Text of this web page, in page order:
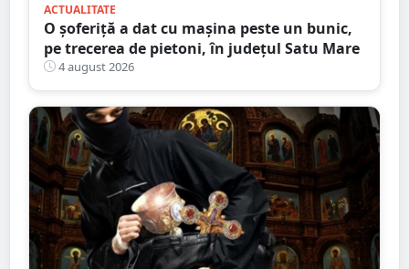
ACTUALITATE
O șoferiță a dat cu mașina peste un bunic,
pe trecerea de pietoni, în județul Satu Mare
4 august 2026